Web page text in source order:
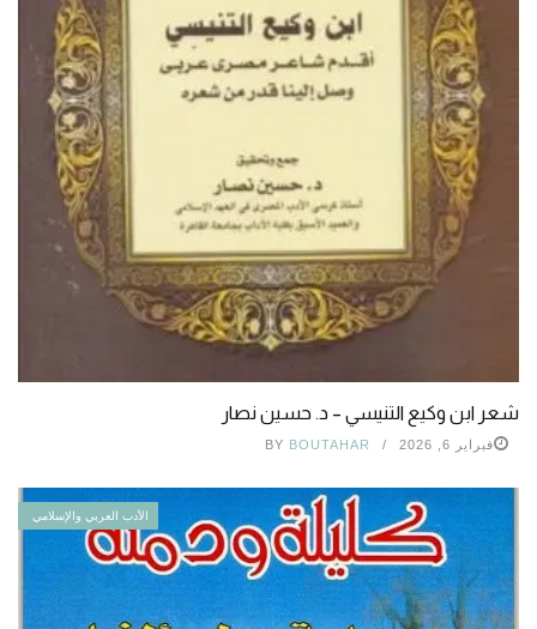
شعر ابن وكيع التنيسي – د. حسين نصار
فبراير 6, 2026 BY BOUTAHAR
الأدب العربي والإسلامي